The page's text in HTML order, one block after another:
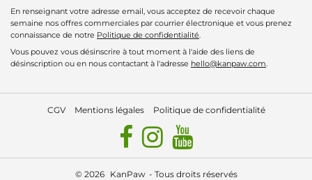
En renseignant votre adresse email, vous acceptez de recevoir chaque
semaine nos offres commerciales par courrier électronique et vous prenez
connaissance de notre Politique de confidentialité.
Vous pouvez vous désinscrire à tout moment à l'aide des liens de
désinscription ou en nous contactant à l'adresse hello@kanpaw.com.
CGV Mentions légales Politique de confidentialité
© 2026 KanPaw - Tous droits réservés